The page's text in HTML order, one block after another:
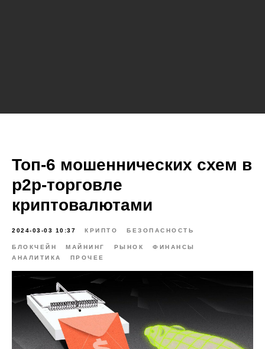
Топ-6 мошеннических схем в
p2p-торговле
криптовалютами
2024-03-03 10:37 КРИПТО БЕЗОПАСНОСТЬ
БЛОКЧЕЙН МАЙНИНГ РЫНОК
ФИНАНСЫ
АНАЛИТИКА
ПРОЧЕЕ